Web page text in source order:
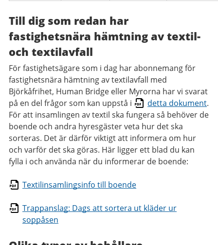
Till dig som redan har
fastighetsnära hämtning av textil-
och textilavfall
För fastighetsägare som i dag har abonnemang för
fastighetsnära hämtning av textilavfall med
Björkåfrihet, Human Bridge eller Myrorna har vi svarat
på en del frågor som kan uppstå i
detta dokument.
För att insamlingen av textil ska fungera så behöver de
boende och andra hyresgäster veta hur det ska
sorteras. Det är därför viktigt att informera om hur
och varför det ska göras. Här ligger ett blad du kan
fylla i och använda när du informerar de boende:
Textilinsamlingsinfo till boende
Trappanslag: Dags att sortera ut kläder ur
soppåsen